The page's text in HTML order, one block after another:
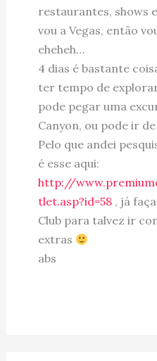
restaurantes, shows
vou a Vegas, então
eheheh…
4 dias é bastante
ter tempo de
pode pegar uma
Canyon, ou pode ir
Pelo que andei
é esse aqui:
http://
tlet.asp?id=58, já
Club para talvez ir
extras
abs